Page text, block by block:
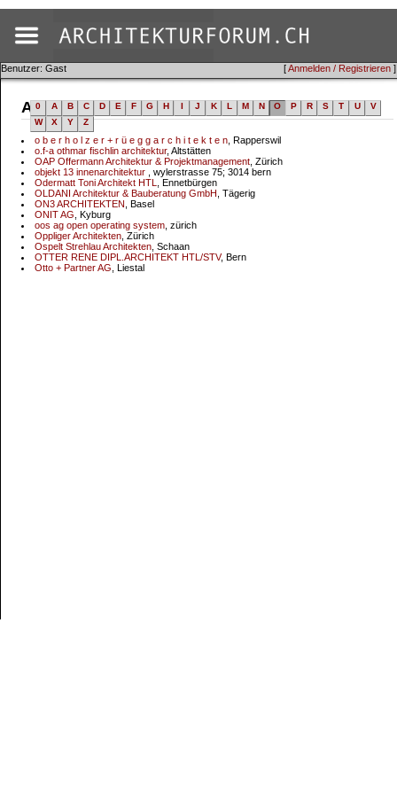
[Anmelden / Registrieren ]
Benutzer: Gast
Adressen
0 A B C D E F G H I J K L M N O P R S T U
V
W
X Y Z
o b e r h o l z e r + r ü e g g a r c h i t e k t e n , Rapperswil
o.f-a othmar fischlin architektur, Altstätten
OAP Offermann Architektur & Projektmanagement , Zürich
objekt 13 innenarchitektur
, wylerstrasse 75; 3014 bern
Odermatt Toni Architekt HTL
, Ennetbürgen
OLDANI Architektur & Bauberatung GmbH , Tägerig
ON3 ARCHITEKTEN , Basel
ONIT AG , Kyburg
oos ag open operating system , zürich
Oppliger Architekten , Zürich
Ospelt Strehlau Architekten , Schaan
OTTER RENE DIPL.ARCHITEKT HTL/STV, Bern
Otto + Partner AG , Liestal